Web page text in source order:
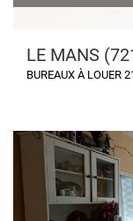
LE MANS
BUREAUX À LOUER